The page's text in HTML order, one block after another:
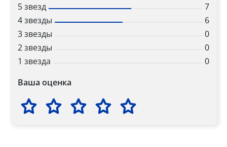
5 звезд
7
4 звезды
6
3 звезды
0
2 звезды
0
1 звезда
0
Ваша оценка